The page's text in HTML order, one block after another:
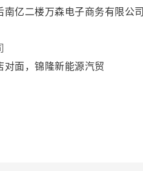
亿二楼万森电子商务有限公司
对面，锦隆新能源汽贸